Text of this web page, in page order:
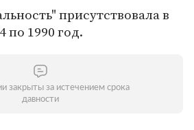
присутствовала в
по 1990 год.
закрыты за истечением срока
давности